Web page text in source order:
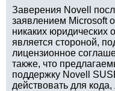
Заверения Novell
заявлением Microsoft
никаких юридических
является стороной,
лицензионное
также, что
поддержку Novell
действовать для